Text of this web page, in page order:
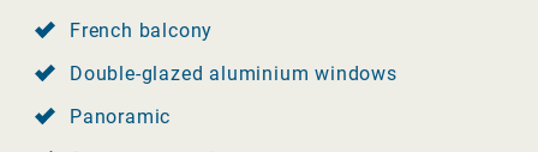
French balcony
Double-glazed aluminium windows
Panoramic